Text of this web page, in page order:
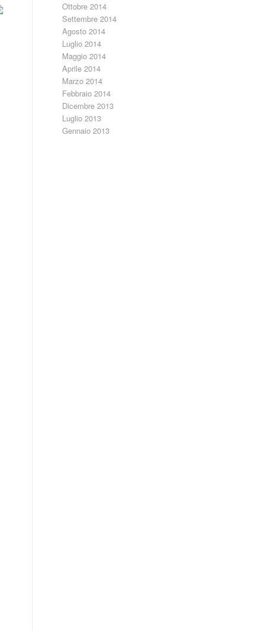
Ottobre 2014
Settembre 2014
Agosto 2014
Luglio 2014
Maggio 2014
Aprile 2014
Marzo 2014
Febbraio 2014
Dicembre 2013
Luglio 2013
Gennaio 2013